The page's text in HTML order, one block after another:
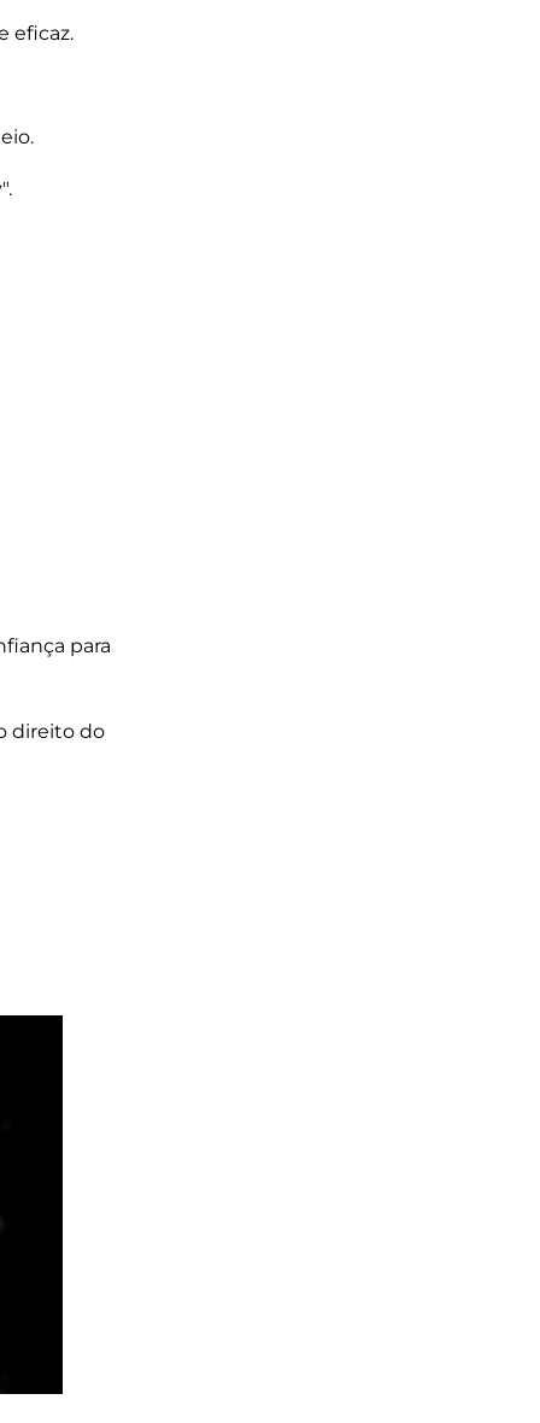
eficaz.
para
direito do